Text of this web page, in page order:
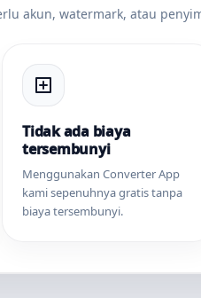
akun, watermark, atau
Tidak ada biaya
tersembunyi
Menggunakan Converter App
kami sepenuhnya gratis tanpa
biaya tersembunyi.